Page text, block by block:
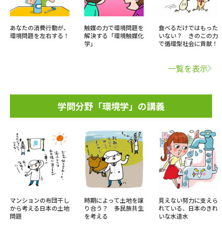
あなたの消費行動が、
環境問題を左右する！
触媒の力で環境問題を
解決する「環境触媒化
学」
食べるだけではもった
いない？ きのこの力
で循環型社会に貢献！
一覧を表示
学問分野「環境学」の講義
マンションの布団干し
から考える日本の土地
問題
時期によって土地を譲
り合う？ 多民族共生
を考える
見えない努力に支えら
れている、日本のきれ
いな水道水